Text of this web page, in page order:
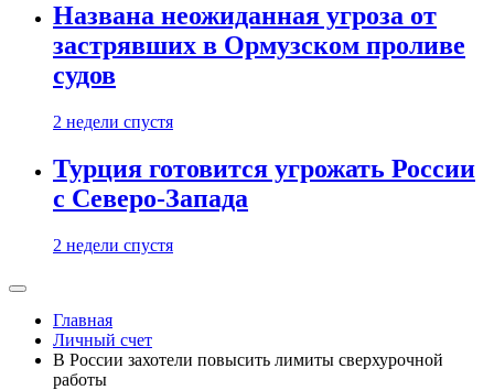
Названа неожиданная угроза от
застрявших в Ормузском проливе
судов
2 недели спустя
Турция готовится угрожать России
с Северо-Запада
2 недели спустя
Главная
Личный счет
В России захотели повысить лимиты сверхурочной
работы